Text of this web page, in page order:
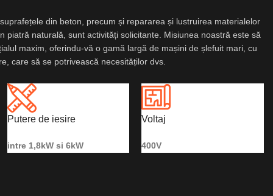
din beton, precum și repararea și lustruirea materialelor
piatră naturală, sunt activități solicitante. Misiunea noastră este să
maxim, oferindu-vă o gamă largă de mașini de șlefuit mari, cu
care să se potrivească necesităților dvs.
Putere de iesire
intre 1,8kW si 6kW
Voltaj
400V